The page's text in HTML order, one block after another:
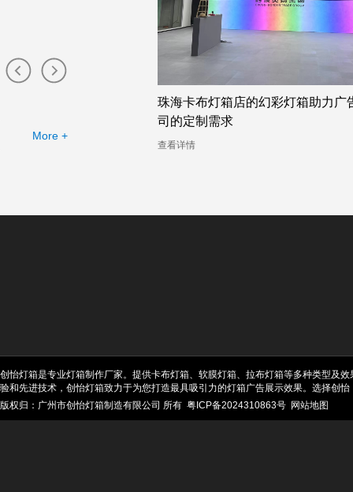
More +
珠海卡布灯箱店的幻彩灯箱助力广告公
司的定制需求
创怡灯箱是专业灯箱制作厂家。提供卡布灯箱、软膜灯箱、拉布灯箱等多种类型及
验和先进技术，创怡灯箱致力于为您打造最具吸引力的灯箱广告展示效果。选择创怡
版权归：广州市创怡灯箱制造有限公司 所有 粤ICP备2024310863号 网站地图